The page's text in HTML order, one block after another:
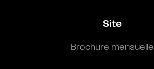
Site
Brochure mensuelle